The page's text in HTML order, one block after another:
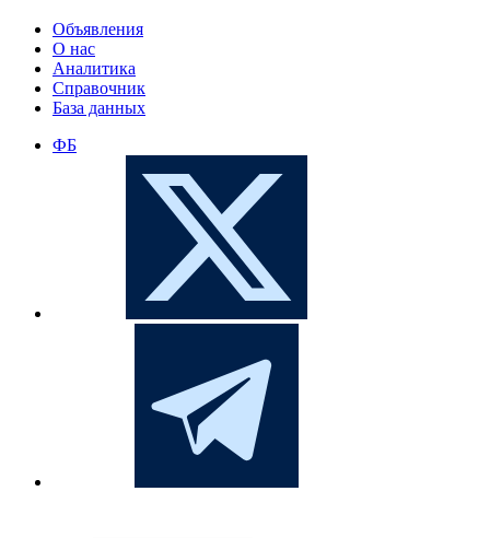
Объявления
О нас
Аналитика
Справочник
База данных
ФБ